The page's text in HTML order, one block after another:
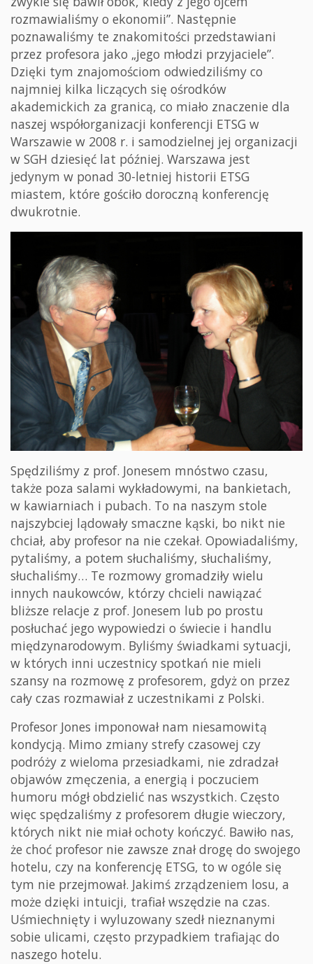
rozmawialiśmy o ekonomii”. Następnie
poznawaliśmy te znakomitości przedstawiani
przez profesora jako „jego młodzi przyjaciele”.
Dzięki tym znajomościom odwiedziliśmy co
najmniej kilka liczących się ośrodków
akademickich za granicą, co miało znaczenie dla
naszej współorganizacji konferencji ETSG w
Warszawie w 2008 r. i samodzielnej jej organizacji
w SGH dziesięć lat później. Warszawa jest
jedynym w ponad 30-letniej historii ETSG
miastem, które gościło doroczną konferencję
dwukrotnie.
Spędziliśmy z prof. Jonesem mnóstwo czasu,
także poza salami wykładowymi, na bankietach,
w kawiarniach i pubach. To na naszym stole
najszybciej lądowały smaczne kąski, bo nikt nie
chciał, aby profesor na nie czekał. Opowiadaliśmy,
pytaliśmy, a potem słuchaliśmy, słuchaliśmy,
słuchaliśmy… Te rozmowy gromadziły wielu
innych naukowców, którzy chcieli nawiązać
bliższe relacje z prof. Jonesem lub po prostu
posłuchać jego wypowiedzi o świecie i handlu
międzynarodowym. Byliśmy świadkami sytuacji,
w których inni uczestnicy spotkań nie mieli
szansy na rozmowę z profesorem, gdyż on przez
cały czas rozmawiał z uczestnikami z Polski.
Profesor Jones imponował nam niesamowitą
kondycją. Mimo zmiany strefy czasowej czy
podróży z wieloma przesiadkami, nie zdradzał
objawów zmęczenia, a energią i poczuciem
humoru mógł obdzielić nas wszystkich. Często
więc spędzaliśmy z profesorem długie wieczory,
których nikt nie miał ochoty kończyć. Bawiło nas,
że choć profesor nie zawsze znał drogę do swojego
hotelu, czy na konferencję ETSG, to w ogóle się
tym nie przejmował. Jakimś zrządzeniem losu, a
może dzięki intuicji, trafiał wszędzie na czas.
Uśmiechnięty i wyluzowany szedł nieznanymi
sobie ulicami, często przypadkiem trafiając do
naszego hotelu.